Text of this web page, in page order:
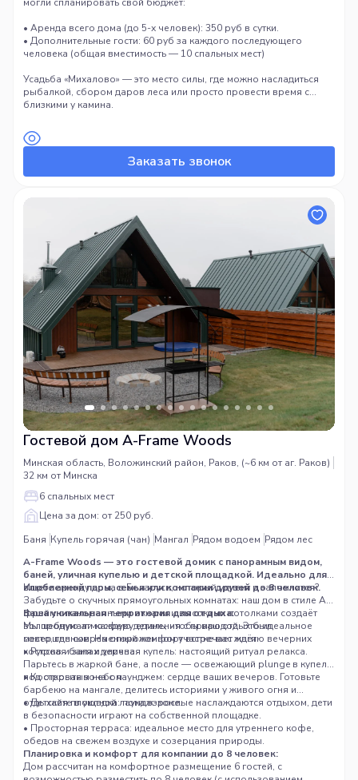
• Аренда всего дома (до 5-х человек): 350 руб в сутки.
• Дополнительные гости: 60 руб за каждого последующего
человека (общая вместимость — 10 спальных мест)
Усадьба «Михалово» — это место силы, где можно насладиться
рыбалкой, сбором даров леса или просто провести время с
близкими у камина.
Заказать звонок
Гостевой дом A-Frame Woods
Минская область, Воложинский район, Раков, (~6 км от аг. Раков)
32 км от Минска
6 спальных мест
Цена за дом: от 250 руб.
Баня Купель горячая (чан) Мангал Рядом водоем Рядом лес
A-Frame Woods — это гостевой домик с панорамным видом,
баней, уличная купелью и детской площадкой. Идеально для
влюбленной пары, семьи или компании друзей до 8 человек.
Ищете аренду дома в Беларуси, который удивит и запомнится?
Забудьте о скучных прямоугольных комнатах: наш дом в стиле А-
фрейм с панорамными окнами и высокими потолками создаёт
волшебную атмосферу единения с природой. Это идеальное
место, где современный комфорт встречает магию вечерних
костров и запах дерева.
Ваша уникальная территория для отдыха:
Мы продумали каждую деталь, чтобы ваш отдых был
совершенным. На огороженном участке вас ждёт:
• Русская баня и уличная купель: настоящий ритуал релакса.
Парьтесь в жаркой бане, а после — освежающий plunge в купели
под открытым небом.
• Костровая зона с лаунджем: сердце ваших вечеров. Готовьте
барбекю на мангале, делитесь историями у живого огня и
отдыхайте в уютной лаундж-зоне.
• Детская площадка: пока взрослые наслаждаются отдыхом, дети
в безопасности играют на собственной площадке.
• Просторная терраса: идеальное место для утреннего кофе,
обедов на свежем воздухе и созерцания природы.
Планировка и комфорт для компании до 8 человек:
Дом рассчитан на комфортное размещение 6 гостей, с